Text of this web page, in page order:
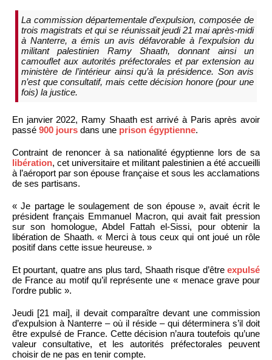
La commission départementale d’expulsion, composée de
trois magistrats et qui se réunissait jeudi 21 mai après-midi
à Nanterre, a émis un avis défavorable à l’expulsion du
militant palestinien Ramy Shaath, donnant ainsi un
camouflet aux autorités préfectorales et par extension au
ministère de l’intérieur ainsi qu’à la présidence. Son avis
n’est que consultatif, mais cette décision honore (pour une
fois) la justice.
En janvier 2022, Ramy Shaath est arrivé à Paris après avoir
passé 900 jours dans une prison égyptienne.
Contraint de renoncer à sa nationalité égyptienne lors de sa
libération, cet universitaire et militant palestinien a été accueilli
à l’aéroport par son épouse française et sous les acclamations
de ses partisans.
« Je partage le soulagement de son épouse », avait écrit le
président français Emmanuel Macron, qui avait fait pression
sur son homologue, Abdel Fattah el-Sissi, pour obtenir la
libération de Shaath. « Merci à tous ceux qui ont joué un rôle
positif dans cette issue heureuse. »
Et pourtant, quatre ans plus tard, Shaath risque d’être expulsé
de France au motif qu’il représente une « menace grave pour
l’ordre public ».
Jeudi [21 mai], il devait comparaître devant une commission
d’expulsion à Nanterre – où il réside – qui déterminera s’il doit
être expulsé de France. Cette décision n’aura toutefois qu’une
valeur consultative, et les autorités préfectorales peuvent
choisir de ne pas en tenir compte.